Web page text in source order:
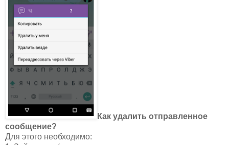
Как удалить отправленное
сообщение?
Для этого необходимо: